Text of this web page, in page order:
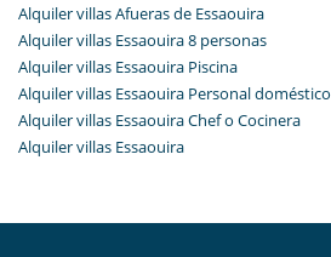
Alquiler villas Afueras de Essaouira
Alquiler villas Essaouira 8 personas
Alquiler villas Essaouira Piscina
Alquiler villas Essaouira Personal doméstico
Alquiler villas Essaouira Chef o Cocinera
Alquiler villas Essaouira